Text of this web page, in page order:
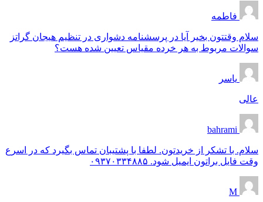
فاطمه
سلام وقتتون بخیر آیا در پرسشنامه دشواری در تنظیم هیجان گراتز
سوالات مربوط به هر خرده مقیاس تعیین شده هست؟
یاسر
عالی
bahrami
سلام. با تشکر از خریدتون. لطفا با پشتیبان تماس بگیرد که در اسرع
وقت فایل براتون ایمیل شود. ۰۹۳۷۰۳۳۴۸۸۵
M